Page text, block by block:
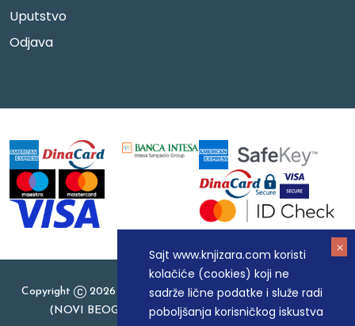
Sajt www.knjizara.com koristi
kolačiće (cookies) koji ne
sadrže lične podatke i služe radi
poboljšanja korisničkog iskustva
Uputstvo
Odjava
Copyright
2026 Knjizara.com - MAKART DOO BEOGRAD
(NOVI BEOGRAD), PIB: 105184104, MB: 20337524